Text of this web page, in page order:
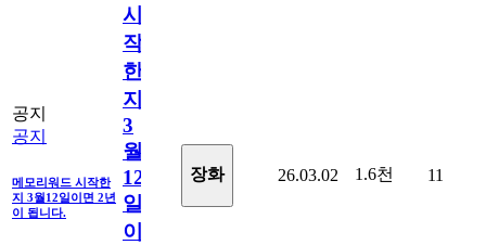
공지
공지
메모리워드 시작한
지 3월12일이면 2년
이 됩니다.
시
작
한
지
3
월
12
일
이
장화 26.03.02 1.6천 11